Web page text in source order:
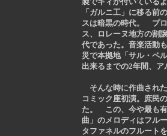
「ガルニ工」に移る前
スは暗黒の時代。 プ
ス、ロレーヌ地方の割
代であった。音楽活動
災で本拠地「サル・ペ
出来るまでの2年間、
そんな時に作曲され
コミック座初演。庶民
た。 この、今や最も有
曲」のメロディはフル
タファネルのフルート